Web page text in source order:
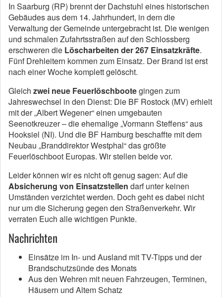
In Saarburg (RP) brennt der Dachstuhl eines historischen
Gebäudes aus dem 14. Jahrhundert, in dem die
Verwaltung der Gemeinde untergebracht ist. Die wenigen
und schmalen Zufahrtsstraßen auf den Schlossberg
erschweren die Löscharbeiten der 267 Einsatzkräfte.
Fünf Drehleitern kommen zum Einsatz. Der Brand ist erst
nach einer Woche komplett gelöscht.
Gleich zwei neue Feuerlöschbootegingen zum
Jahreswechsel in den Dienst: Die BF Rostock (MV) erhielt
mit der „Albert Wegener“ einen umgebauten
Seenotkreuzer – die ehemalige „Vormann Steffens“ aus
Hooksiel (NI). Und die BF Hamburg beschaffte mit dem
Neubau „Branddirektor Westphal“ das größte
Feuerlöschboot Europas. Wir stellen beide vor.
Leider können wir es nicht oft genug sagen: Auf die
Absicherung von Einsatzstellen darf unter keinen
Umständen verzichtet werden. Doch geht es dabei nicht
nur um die Sicherung gegen den Straßenverkehr. Wir
verraten Euch alle wichtigen Punkte.
Nachrichten
Einsätze im In- und Ausland mit TV-Tipps und der
Brandschutzsünde des Monats
Aus den Wehren mit neuen Fahrzeugen, Terminen,
Häusern und Altem Schatz